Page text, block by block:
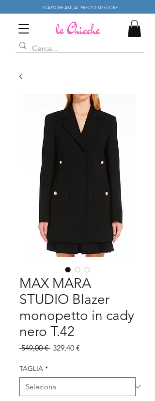
I CAPI CHE AMI, AL PREZZO MIGLIORE
MAX MARA
STUDIO Blazer
monopetto in cady
nero T.42
549,00 € Prezzo
329,40 €
TAGLIA *